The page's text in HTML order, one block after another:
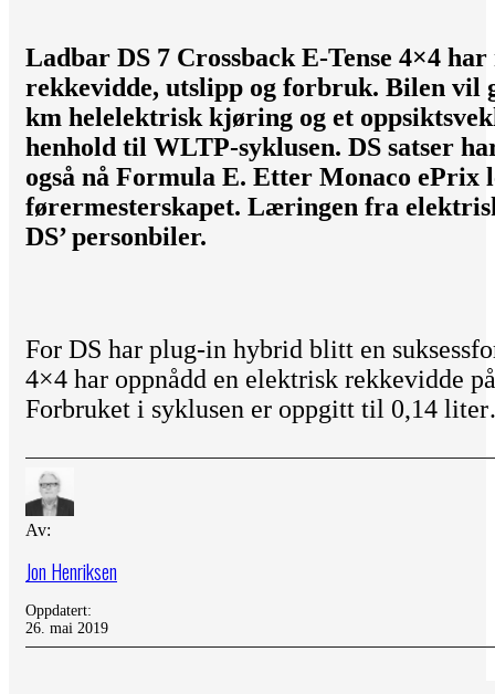
Ladbar DS 7 Crossback E-Tense 4×4
rekkevidde, utslipp og forbruk. Bilen vil
km helelektrisk kjøring og et
henhold til WLTP-syklusen. DS satser
også nå Formula E. Etter Monaco ePrix
førermesterskapet. Læringen fra
DS’ personbiler.
For DS har plug-in hybrid blitt en
4×4 har oppnådd en elektrisk rekkevidde
Forbruket i syklusen er oppgitt til 0,14
Av:
Jon Henriksen
Oppdatert:
26. mai 2019